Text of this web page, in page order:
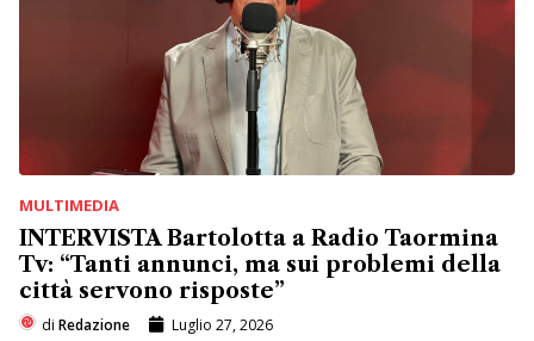
MULTIMEDIA
INTERVISTA Bartolotta a Radio Taormina
Tv: “Tanti annunci, ma sui problemi della
città servono risposte”
di Redazione Luglio 27, 2026